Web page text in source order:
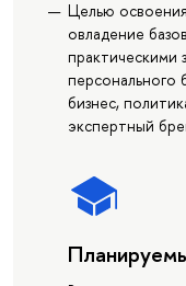
Целью
овладение
практическими
персонального
бизнес,
экспертный